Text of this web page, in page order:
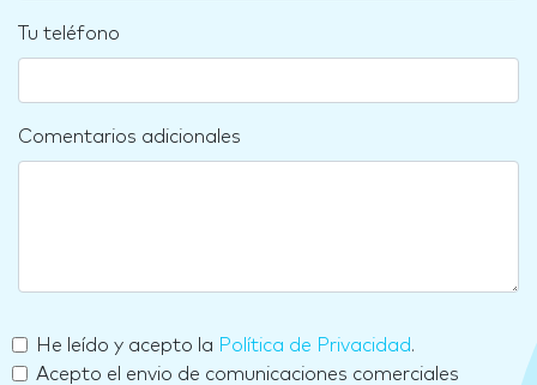
Tu teléfono
Comentarios adicionales
He leído y acepto la Política de Privacidad.
Acepto el envio de comunicaciones comerciales